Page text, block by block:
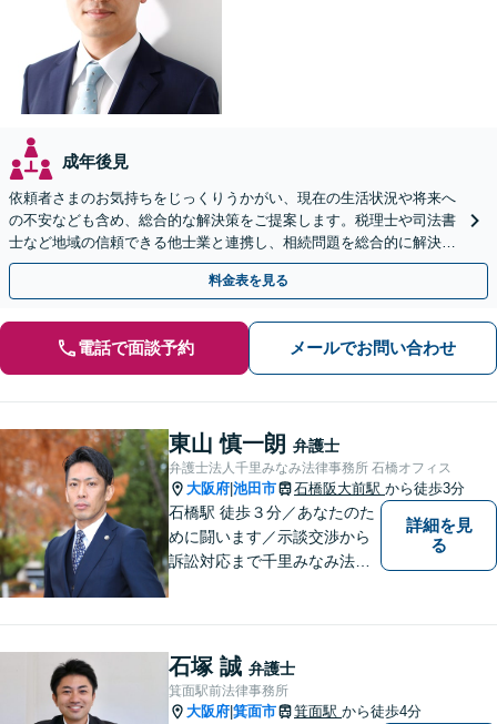
成年後見
依頼者さまのお気持ちをじっくりうかがい、現在の生活状況や将来へ
の不安なども含め、総合的な解決策をご提案します。税理士や司法書
士など地域の信頼できる他士業と連携し、相続問題を総合的に解決
「後見人にお悩みの方もお気軽にご相談を」
料金表を見る
電話で面談予約 メールでお問い合わせ
東山 慎一朗 弁護士
弁護士法人千里みなみ法律事務所 石橋オフィス
大阪府 池田市 石橋阪大前駅 から徒歩3分
石橋駅 徒歩３分／あなたのた
めに闘います／示談交渉から
訴訟対応まで千里みなみ法律
詳細を見
る
石塚 誠 弁護士
箕面駅前法律事務所
大阪府 箕面市 箕面駅 から徒歩4分